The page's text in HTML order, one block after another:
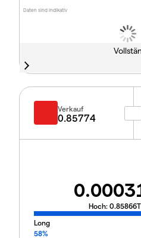
Daten sind indikativ
Verkauf
0.85774
Hoch: 0.85866
Long
58%